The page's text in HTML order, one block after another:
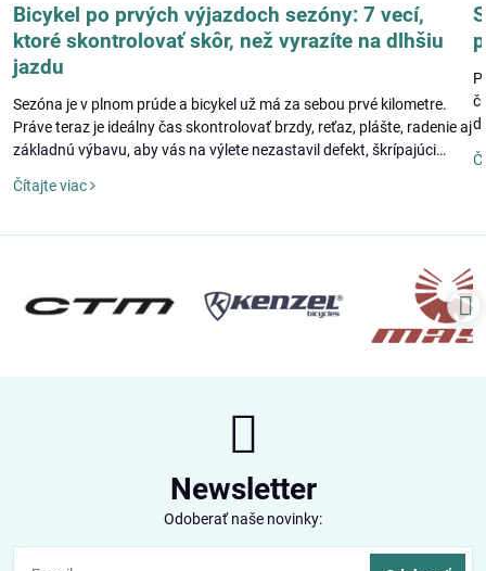
Bicykel po prvých výjazdoch sezóny: 7 vecí,
ktoré skontrolovať skôr, než vyrazíte na dlhšiu
jazdu
Sezóna je v plnom prúde a bicykel už má za sebou prvé kilometre.
Práve teraz je ideálny čas skontrolovať brzdy, reťaz, plášte, radenie aj
základnú výbavu, aby vás na výlete nezastavil defekt, škrípajúci
Čítajte viac
Newsletter
Odoberať naše novinky: